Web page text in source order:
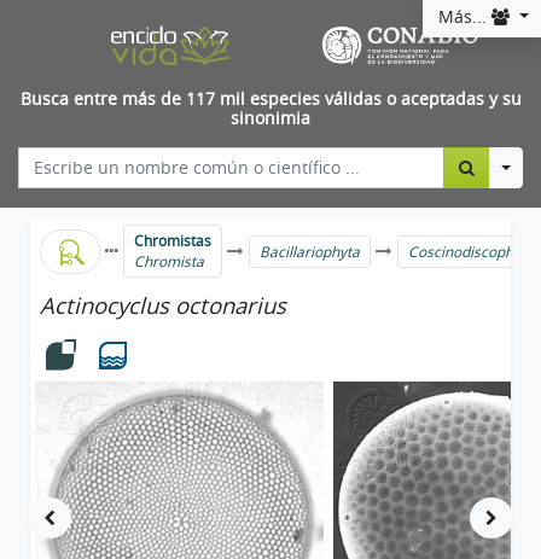
Más...
Busca entre más de 117 mil especies válidas o aceptadas y su
sinonimia
Chromistas
Chromista
Bacillariophyta
Actinocyclus octonarius